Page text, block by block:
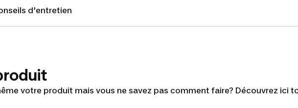
d'entretien
votre produit mais vous ne savez pas comment faire? Découvrez ici